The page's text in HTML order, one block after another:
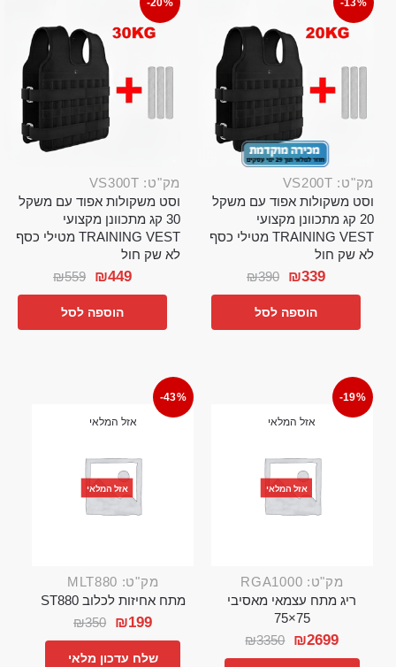
-13%
מק"ט: VS200T
וסט משקולות אפוד עם משקל
20 קג מתכוונן מקצועי
TRAINING VEST מטילי כסף
לא שק חול
₪390 ₪339
הוספה לסל
-20%
מק"ט: VS300T
וסט משקולות אפוד עם משקל
30 קג מתכוונן מקצועי
TRAINING VEST מטילי כסף
לא שק חול
₪559 ₪449
הוספה לסל
-19%
אזל המלאי
אזל המלאי
מק"ט: RGA1000
ריג מתח עצמאי מאסיבי
75×75
₪3350 ₪2699
-43%
אזל המלאי
אזל המלאי
מק"ט: MLT880
מתח אחיזות לכלוב ST880
₪350 ₪199
שלח עדכון מלאי